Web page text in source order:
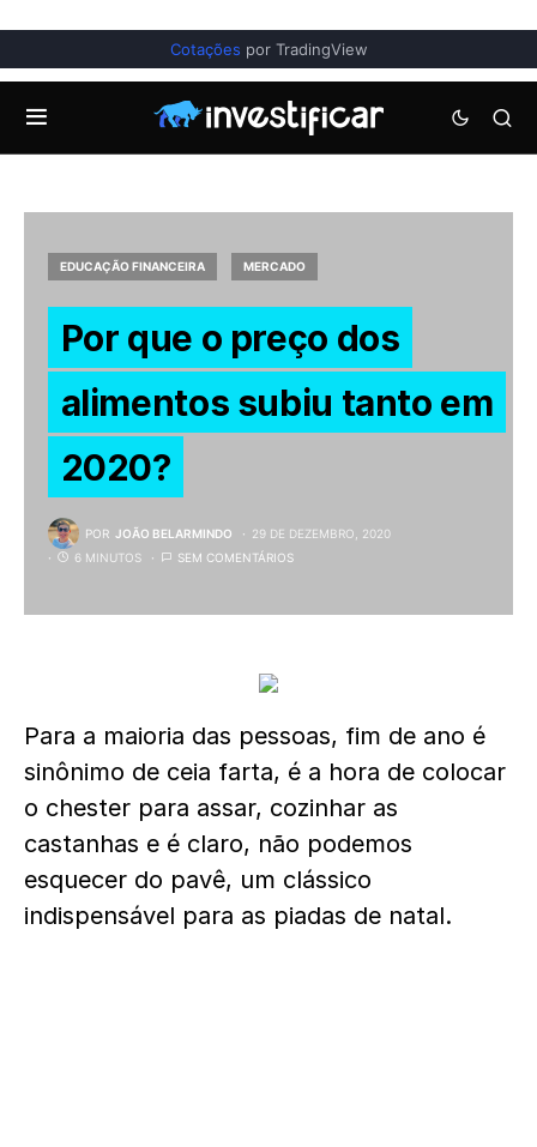
Cotações por TradingView
EDUCAÇÃO FINANCEIRA MERCADO
Por que o preço dos
alimentos subiu tanto em
2020?
POR JOÃO BELARMINDO
29 DE DEZEMBRO, 2020
6 MINUTOS
SEM COMENTÁRIOS
Para a maioria das pessoas, fim de ano é
sinônimo de ceia farta, é a hora de colocar
o chester para assar, cozinhar as
castanhas e é claro, não podemos
esquecer do pavê, um clássico
indispensável para as piadas de natal.